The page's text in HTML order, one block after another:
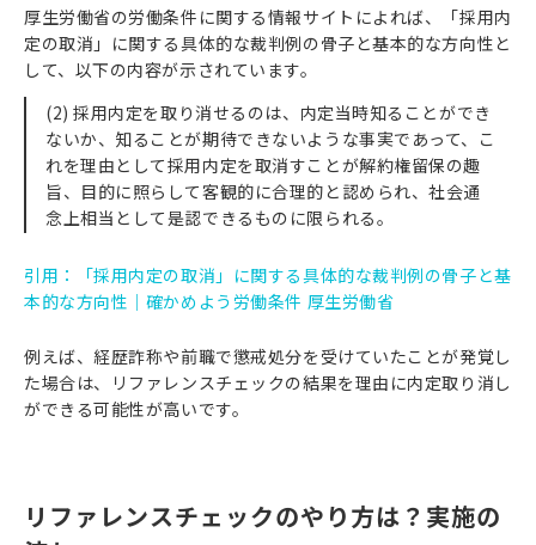
厚生労働省の労働条件に関する情報サイトによれば、「採用内
定の取消」に関する具体的な裁判例の骨子と基本的な方向性と
して、以下の内容が示されています。
(2) 採用内定を取り消せるのは、内定当時知ることができ
ないか、知ることが期待できないような事実であって、こ
れを理由として採用内定を取消すことが解約権留保の趣
旨、目的に照らして客観的に合理的と認められ、社会通
念上相当として是認できるものに限られる。
引用：「採用内定の取消」に関する具体的な裁判例の骨子と基
本的な方向性｜確かめよう労働条件 厚生労働省
例えば、経歴詐称や前職で懲戒処分を受けていたことが発覚し
た場合は、リファレンスチェックの結果を理由に内定取り消し
ができる可能性が高いです。
リファレンスチェックのやり方は？実施の